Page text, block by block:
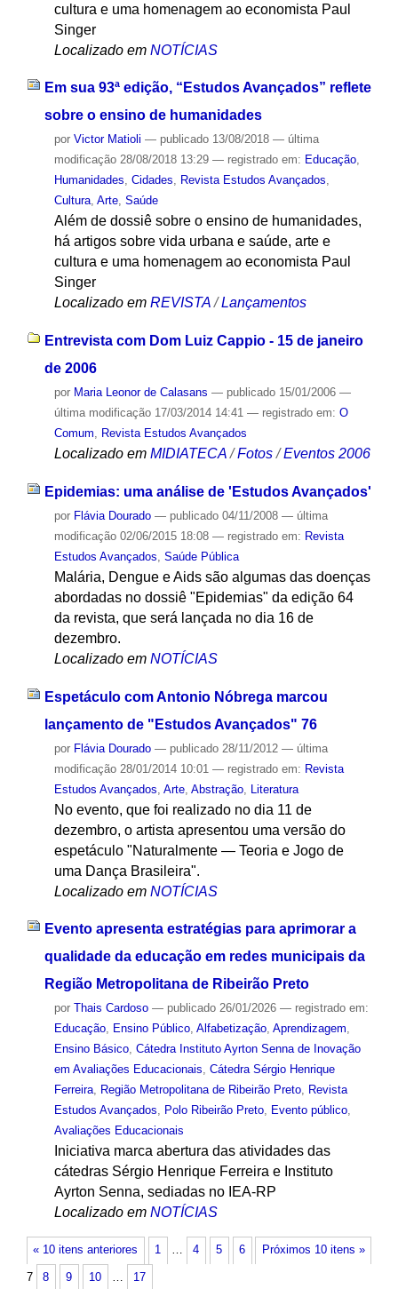
cultura e uma homenagem ao economista Paul
Singer
Localizado em NOTÍCIAS
Em sua 93ª edição, “Estudos Avançados” reflete
sobre o ensino de humanidades
por Victor Matioli — publicado13/08/2018 — última
modificação28/08/2018 13:29 — registrado em: Educação,
Humanidades, Cidades, Revista Estudos Avançados,
Cultura, Arte, Saúde
Além de dossiê sobre o ensino de humanidades,
há artigos sobre vida urbana e saúde, arte e
cultura e uma homenagem ao economista Paul
Singer
Localizado em REVISTA /Lançamentos
Entrevista com Dom Luiz Cappio - 15 de janeiro
de 2006
por Maria Leonor de Calasans — publicado15/01/2006 —
última modificação17/03/2014 14:41 — registrado em: O
Comum, Revista Estudos Avançados
Localizado em MIDIATECA /Fotos /Eventos 2006
Epidemias: uma análise de 'Estudos Avançados'
por Flávia Dourado — publicado04/11/2008 — última
modificação02/06/2015 18:08 — registrado em: Revista
Estudos Avançados Saúde Pública
Malária, Dengue e Aids são algumas das doenças
abordadas no dossiê "Epidemias" da edição 64
da revista, que será lançada no dia 16 de
dezembro.
Localizado em NOTÍCIAS
Espetáculo com Antonio Nóbrega marcou
lançamento de "Estudos Avançados" 76
por Flávia Dourado — publicado28/11/2012 — última
modificação28/01/2014 10:01 — registrado em: Revista
Estudos Avançados Arte, Abstração, Literatura
No evento, que foi realizado no dia 11 de
dezembro, o artista apresentou uma versão do
espetáculo "Naturalmente — Teoria e Jogo de
uma Dança Brasileira".
Localizado em NOTÍCIAS
Evento apresenta estratégias para aprimorar a
qualidade da educação em redes municipais da
Região Metropolitana de Ribeirão Preto
por Thais Cardoso — publicado26/01/2026 — registrado em:
Educação, Ensino Público, Alfabetização, Aprendizagem,
Ensino Básico, Cátedra Instituto Ayrton Senna de Inovação
em Avaliações Educacionais, Cátedra Sérgio Henrique
Ferreira, Região Metropolitana de Ribeirão Preto, Revista
Estudos Avançados, Polo Ribeirão Preto, Evento público,
Avaliações Educacionais
Iniciativa marca abertura das atividades das
cátedras Sérgio Henrique Ferreira e Instituto
Ayrton Senna, sediadas no IEA-RP
Localizado em NOTÍCIAS
« 10 itens anteriores Próximos 10 itens »
1 … 4 5 6
7 8 9 10 … 17